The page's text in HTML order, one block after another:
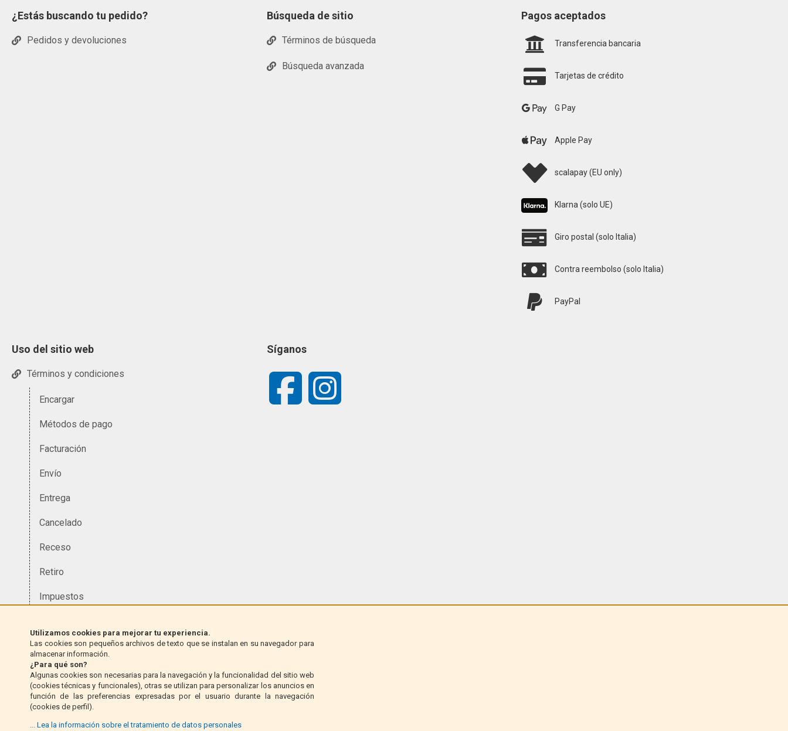
Utilizamos cookies para mejorar tu experiencia.
Las cookies son pequeños archivos de texto que se instalan en su navegador para
almacenar información.
¿Para qué son?
Algunas cookies son necesarias para la navegación y la funcionalidad del sitio web
(cookies técnicas y funcionales), otras se utilizan para personalizar los anuncios en
función de las preferencias expresadas por el usuario durante la navegación
(cookies de perfil).
... Lea la información sobre el tratamiento de datos personales
¿Estás buscando tu pedido?
Pedidos y devoluciones
Uso del sitio web
Términos y condiciones
Encargar
Métodos de pago
Facturación
Envío
Entrega
Cancelado
Receso
Retiro
Impuestos
Homologación
Garantía
Responsabilidad que surge
Política de privacidad y cookies
Búsqueda de sitio
Términos de búsqueda
Búsqueda avanzada
Pagos aceptados
Transferencia bancaria
Tarjetas de crédito
G Pay
Apple Pay
scalapay (EU only)
Klarna (solo UE)
Giro postal (solo Italia)
Contra reembolso (solo Italia)
PayPal
Síganos